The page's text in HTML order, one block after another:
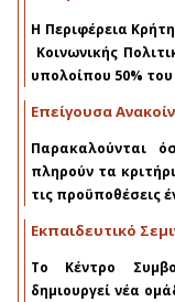
Η Περιφέρεια
Κοινωνικής
υπολοίπου 50%
Επείγουσα
Παρακαλούνται
πληρούν τα
τις προϋποθέσεις
Εκπαιδευτικό
Το Κέντρο
δημιουργεί νέα